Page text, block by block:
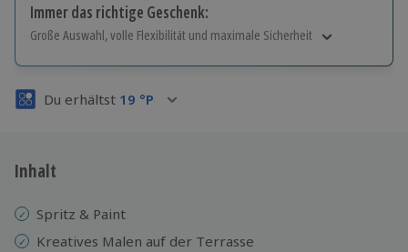
Immer das richtige Geschenk:
Große Auswahl, volle Flexibilität und maximale Sicherheit
Volle Flexibilität
3 Jahre gültig & verlängerbar.
Du erhältst 19 °P
Inhalt
Spritz & Paint
Kreatives Malen auf der Terrasse